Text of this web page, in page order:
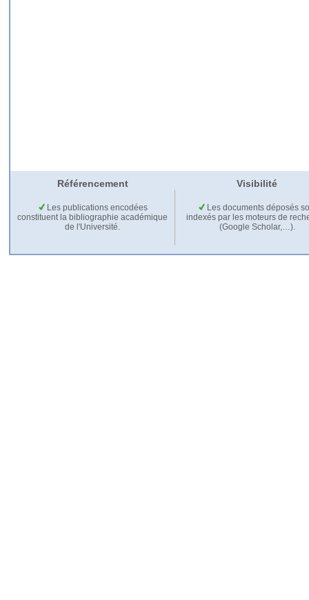
Référencement Visibilité
Les publications encodées
constituent la bibliographie académique
de l'Université.
Les documents déposés
indexés par les moteurs de
(Google Scholar,…).